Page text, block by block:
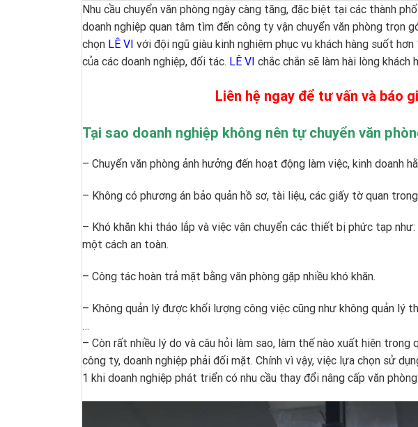
Nhu cầu chuyển văn phòng ngày càng tăng, đặc biệt tại các thành
doanh nghiệp quan tâm tìm đến công ty vận chuyển văn phòng trọn
chọn LÊ VI với đội ngũ giàu kinh nghiệm phục vụ khách hàng suốt
của các doanh nghiệp, đối tác. LÊ VI chắc chắn sẽ làm hài lòng
Liên hệ ngay để tư vấn và báo
Tại sao doanh nghiệp không nên tự chuyển văn
– Chuyển văn phòng ảnh hưởng đến hoạt động làm việc, kinh doanh
– Không có phương án bảo quản hồ sơ, tài liệu, các giấy tờ quan trong
– Khó khăn khi tháo lắp và việc vận chuyển các thiết bị phức tạp
một cách an toàn.
– Công tác hoàn trả mặt bằng văn phòng gặp nhiều khó khăn.
– Không quản lý được khối lượng công việc cũng như không quản lý
…
– Còn rất nhiều lý do và câu hỏi làm sao, làm thế nào xuất hiện
công ty, doanh nghiệp phải đối mặt. Chính vì vậy, việc lựa chọn sử
1 khi doanh nghiệp phát triển có nhu cầu thay đổi nâng cấp văn